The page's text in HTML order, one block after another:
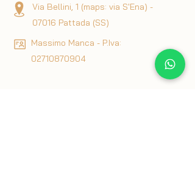
Via Bellini, 1 (maps: via S'Ena) -
07016 Pattada (SS)
Massimo Manca - P.Iva:
02710870904